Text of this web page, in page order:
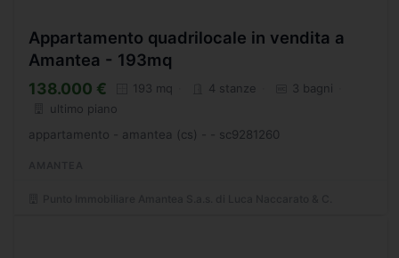
Appartamento quadrilocale in vendita a
Amantea - 193mq
138.000 € 193 mq 4 stanze
3 bagni
ultimo piano
appartamento - amantea (cs) - - sc9281260